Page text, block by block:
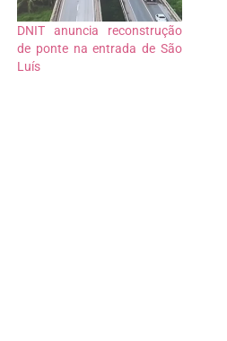
DNIT anuncia reconstrução
de ponte na entrada de São
Luís